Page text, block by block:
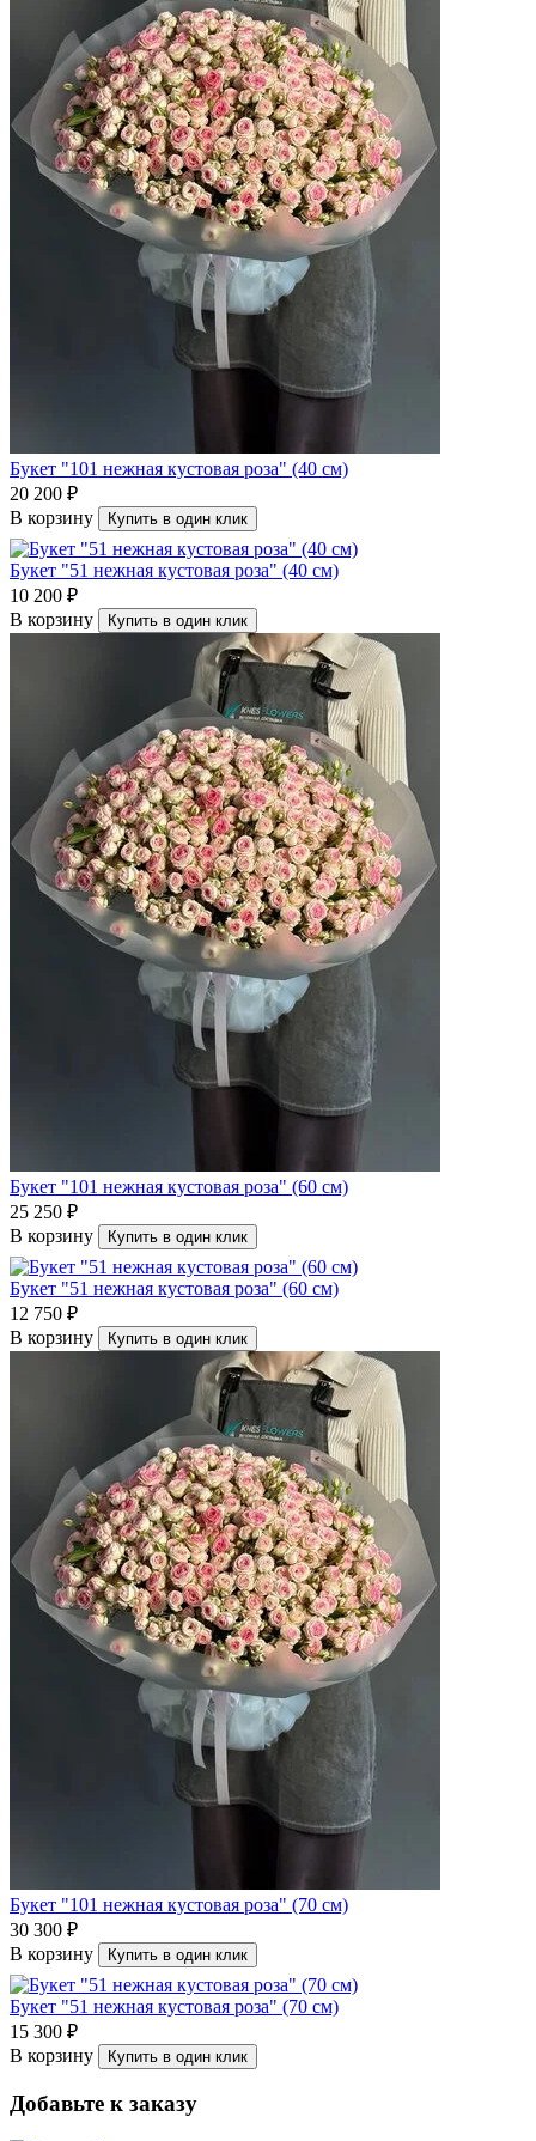
Букет "101 нежная кустовая роза" (40 см)
20 200 ₽
В корзину
Купить в один клик
Букет "51 нежная кустовая роза" (40 см)
10 200 ₽
В корзину
Купить в один клик
Букет "101 нежная кустовая роза" (60 см)
25 250 ₽
В корзину
Купить в один клик
Букет "51 нежная кустовая роза" (60 см)
12 750 ₽
В корзину
Купить в один клик
Букет "101 нежная кустовая роза" (70 см)
30 300 ₽
В корзину
Купить в один клик
Букет "51 нежная кустовая роза" (70 см)
15 300 ₽
В корзину
Купить в один клик
Добавьте к заказу